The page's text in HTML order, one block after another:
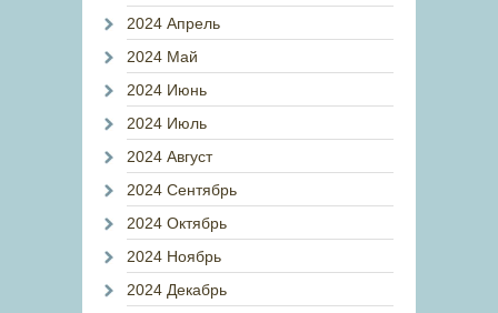
2024 Апрель
2024 Май
2024 Июнь
2024 Июль
2024 Август
2024 Сентябрь
2024 Октябрь
2024 Ноябрь
2024 Декабрь